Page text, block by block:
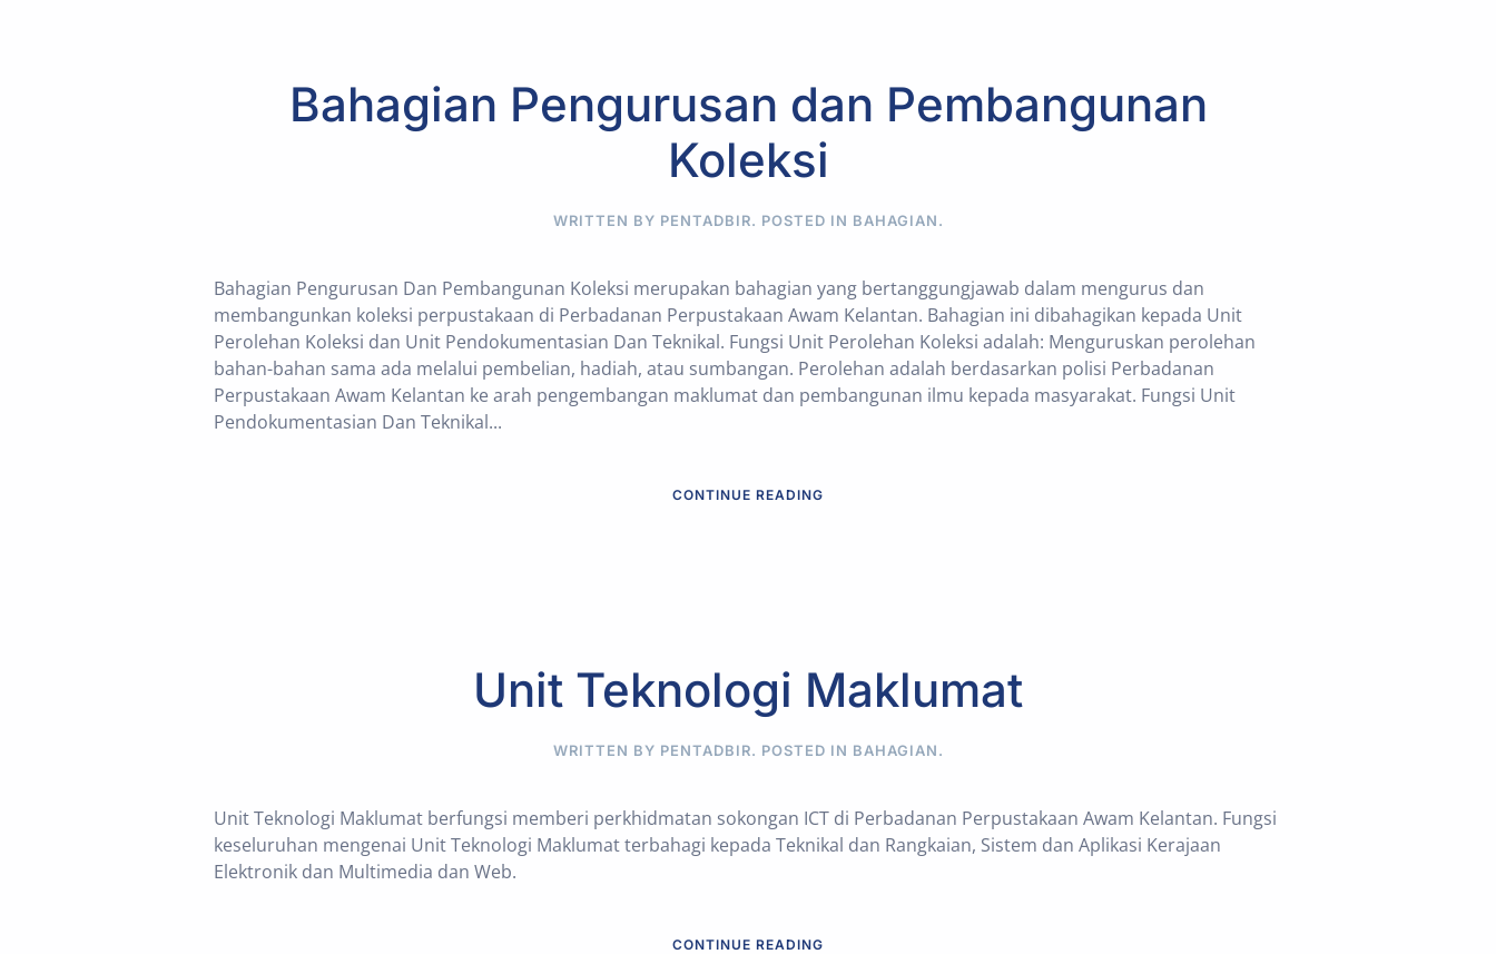
Bahagian Pengurusan dan Pembangunan
Koleksi
WRITTEN BY PENTADBIR. POSTED IN BAHAGIAN.
Bahagian Pengurusan Dan Pembangunan Koleksi merupakan bahagian yang bertanggungjawab dalam mengurus dan
membangunkan koleksi perpustakaan di Perbadanan Perpustakaan Awam Kelantan. Bahagian ini dibahagikan kepada Unit
Perolehan Koleksi dan Unit Pendokumentasian Dan Teknikal. Fungsi Unit Perolehan Koleksi adalah: Menguruskan perolehan
bahan-bahan sama ada melalui pembelian, hadiah, atau sumbangan. Perolehan adalah berdasarkan polisi Perbadanan
Perpustakaan Awam Kelantan ke arah pengembangan maklumat dan pembangunan ilmu kepada masyarakat. Fungsi Unit
Pendokumentasian Dan Teknikal...
CONTINUE READING
Unit Teknologi Maklumat
WRITTEN BY PENTADBIR. POSTED IN BAHAGIAN.
Unit Teknologi Maklumat berfungsi memberi perkhidmatan sokongan ICT di Perbadanan Perpustakaan Awam Kelantan. Fungsi
keseluruhan mengenai Unit Teknologi Maklumat terbahagi kepada Teknikal dan Rangkaian, Sistem dan Aplikasi Kerajaan
Elektronik dan Multimedia dan Web.
CONTINUE READING